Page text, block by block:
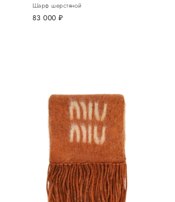
Шарф шерстяной
83 000 руб.